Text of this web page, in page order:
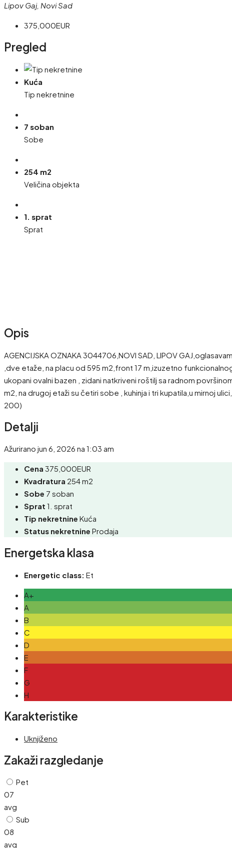
Lipov Gaj, Novi Sad
375,000EUR
Pregled
Kuća
Tip nekretnine
7 soban
Sobe
254 m2
Veličina objekta
1. sprat
Sprat
Opis
AGENCIJSKA OZNAKA 3044706,NOVI SAD, LIPOV
,dve etaže, na placu od 595 m2,front 17 m,izuzetno
ukopani ovalni bazen , zidani natkriveni roštilj sa radnom
m2, na drugoj etaži su četiri sobe , kuhinja i tri kupatila,u mirnoj
200)
Detalji
Ažurirano jun 6, 2026 na 1:03 am
Cena 375,000EUR
Kvadratura 254 m2
Sobe 7 soban
Sprat 1. sprat
Tip nekretnine Kuća
Status nekretnine Prodaja
Energetska klasa
Energetic class: Et
A+
A
B
C
D
E
F
G
H
Karakteristike
Uknjiženo
Zakaži razgledanje
Pet
07
avg
Sub
08
avg